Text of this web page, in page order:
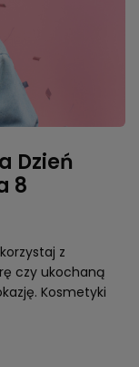
Dzień
8
z
czy ukochaną
Kosmetyki